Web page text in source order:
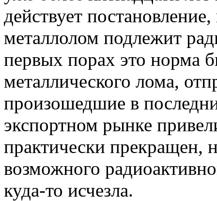
действует
металлолом подлежит
первых порах это норма
металлического лома,
произошедшие в
экспортном рынке
практически прекращен,
возможного
куда-то исчезла.